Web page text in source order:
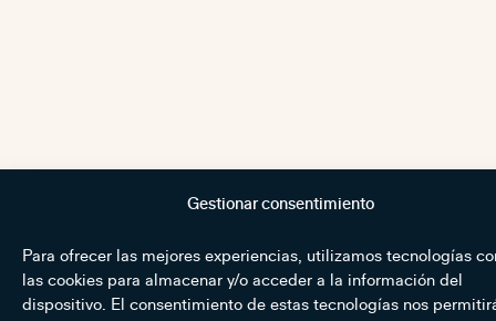
Gestionar consentimiento
Para ofrecer las mejores experiencias, utilizamos tecnologías
las cookies para almacenar y/o acceder a la información del
dispositivo. El consentimiento de estas tecnologías nos